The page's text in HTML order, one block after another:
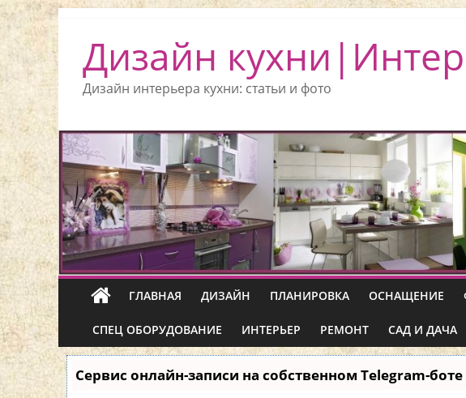
Дизайн
Дизайн интерьера кухни: статьи и фото
ГЛАВНАЯ ДИЗАЙН ПЛАНИРОВКА ОСНАЩЕНИЕ
СПЕЦ ОБОРУДОВАНИЕ ИНТЕРЬЕР РЕМОНТ САД И ДАЧА
Сервис онлайн-записи на собственном Telegram-боте